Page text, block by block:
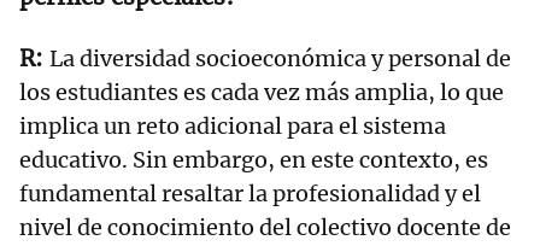
La diversidad socioeconómica y personal de
los estudiantes es cada vez más amplia, lo que
implica un reto adicional para el sistema
educativo. Sin embargo, en este contexto, es
fundamental resaltar la profesionalidad y el
nivel de conocimiento del colectivo docente de